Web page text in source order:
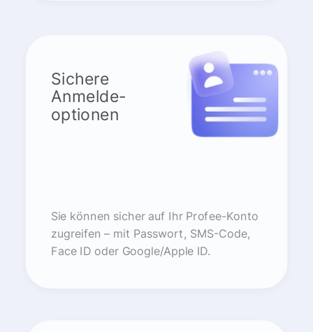
Sichere
Anmelde-
optionen
Sie können sicher auf Ihr Profee-Konto
zugreifen – mit Passwort, SMS-Code,
Face ID oder Google/Apple ID.